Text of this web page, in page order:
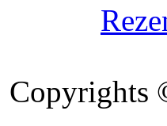
Copyrights